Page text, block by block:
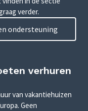
verder.
ondersteuning
verhuren
van vakantiehuizen
Geen